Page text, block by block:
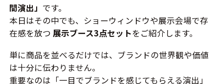
間演出」 です。
本日はその中でも、ショーウィンドウや展示会場で存
在感を放つ 展示ブース3点セットをご紹介します。
単に商品を並べるだけでは、ブランドの世界観や価値
は十分に伝わりません。
重要なのは「一目でブランドを感じてもらえる演出」